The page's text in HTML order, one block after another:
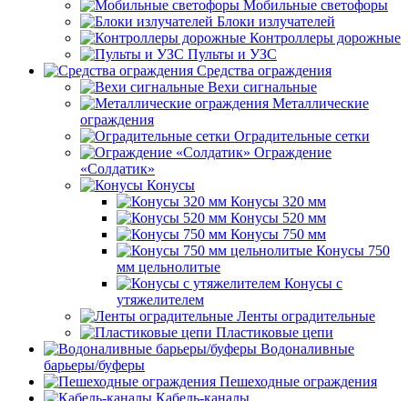
Мобильные светофоры
Блоки излучателей
Контроллеры дорожные
Пульты и УЗС
Средства ограждения
Вехи сигнальные
Металлические
ограждения
Оградительные сетки
Ограждение
«Солдатик»
Конусы
Конусы 320 мм
Конусы 520 мм
Конусы 750 мм
Конусы 750
мм цельнолитые
Конусы с
утяжелителем
Ленты оградительные
Пластиковые цепи
Водоналивные
барьеры/буферы
Пешеходные ограждения
Кабель-каналы